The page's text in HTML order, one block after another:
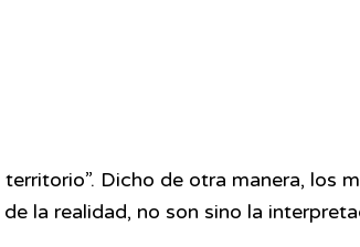
territorio”. Dicho de otra manera, los
la realidad, no son sino la